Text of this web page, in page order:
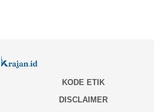
KODE ETIK
DISCLAIMER